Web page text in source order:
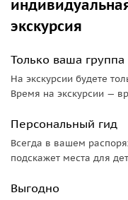
экскурсия
Только ваша группа
На экскурсии будете
Время на экскурсии —
Персональный гид
Всегда в вашем
подскажет места для
Выгодно